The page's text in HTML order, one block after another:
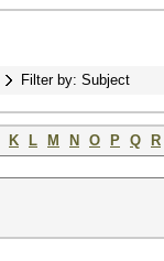
Filter by: Subject
K L M N O P Q
R